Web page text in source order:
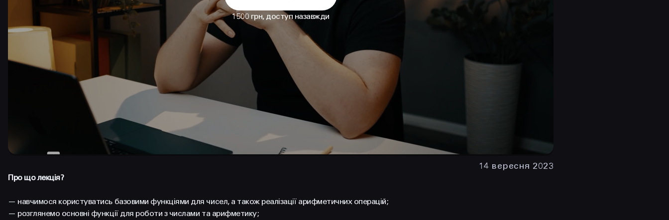
1500 грн, доступ назавжди
14 вересня 2023
Про що лекція?
— навчимося користуватись базовими функціями для чисел, а також реалізації арифметичних операцій;
— розглянемо основні функції для роботи з числами та арифметику;